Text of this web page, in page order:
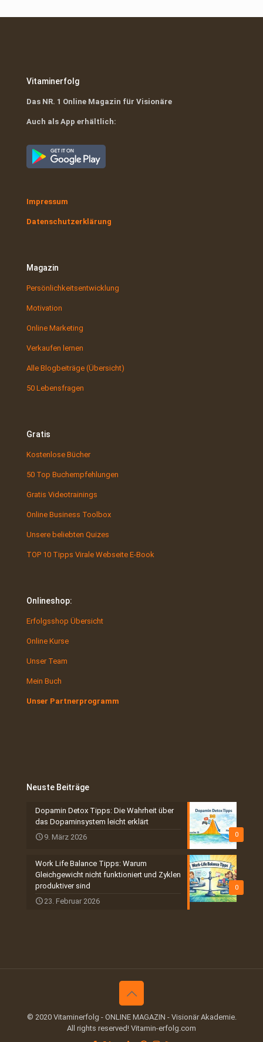
Vitaminerfolg
Das NR. 1 Online Magazin für Visionäre
Auch als App erhältlich:
Impressum
Datenschutzerklärung
Magazin
Persönlichkeitsentwicklung
Motivation
Online Marketing
Verkaufen lernen
Alle Blogbeiträge (Übersicht)
50 Lebensfragen
Gratis
Kostenlose Bücher
50 Top Buchempfehlungen
Gratis Videotrainings
Online Business Toolbox
Unsere beliebten Quizes
TOP 10 Tipps Virale Webseite E-Book
Onlineshop:
Erfolgsshop Übersicht
Online Kurse
Unser Team
Mein Buch
Unser Partnerprogramm
Neuste Beiträge
0
Dopamin Detox Tipps: Die Wahrheit über
das Dopaminsystem leicht erklärt
9. März 2026
0
Work Life Balance Tipps: Warum
Gleichgewicht nicht funktioniert und Zyklen
produktiver sind
23. Februar 2026
© 2020 Vitaminerfolg - ONLINE MAGAZIN - Visionär Akademie.
All rights reserved! Vitamin-erfolg.com